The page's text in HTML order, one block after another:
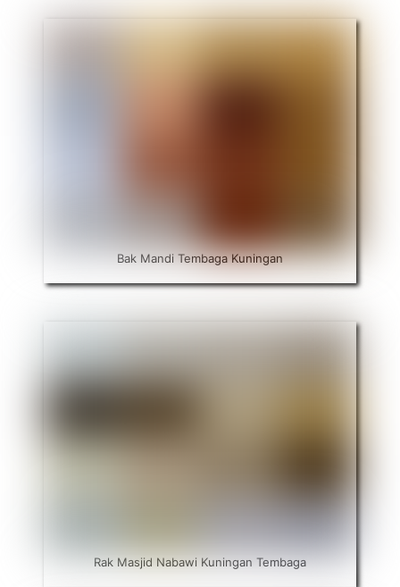
Bak Mandi Tembaga Kuningan
Rak Masjid Nabawi Kuningan Tembaga